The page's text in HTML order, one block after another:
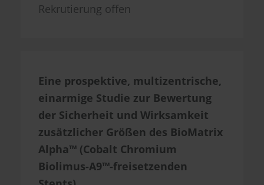
Rekrutierung offen
Eine prospektive, multizentrische,
einarmige Studie zur Bewertung
der Sicherheit und Wirksamkeit
zusätzlicher Größen des BioMatrix
Alpha™ (Cobalt Chromium
Biolimus-A9™-freisetzenden